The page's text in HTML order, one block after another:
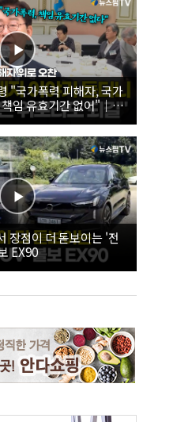
"국가폭력 피해자, 국가
임 유효기간 없어"｜
해자 위로 오찬
장점이 더 돋보이는 '전
EX90